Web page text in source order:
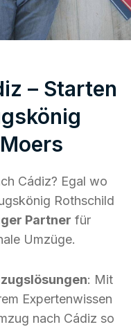
– Starten
Cádiz? Egal wo
Rothschild
Partner für
Umzüge.
: Mit
Expertenwissen
nach Cádiz so